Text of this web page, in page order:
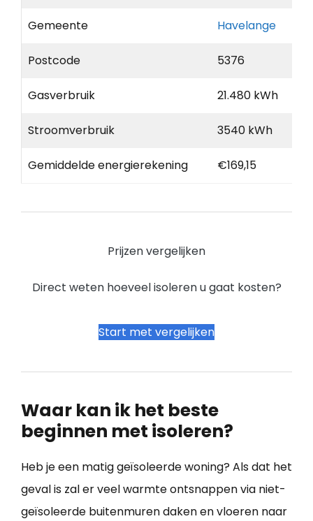
Gemeente Havelange
Postcode 5376
Gasverbruik 21.480 kWh
Stroomverbruik 3540 kWh
Gemiddelde energierekening €169,15
Prijzen vergelijken
Direct weten hoeveel isoleren u gaat kosten?
Start met vergelijken
Waar kan ik het beste
beginnen met isoleren?
Heb je een matig geïsoleerde woning? Als dat het
geval is zal er veel warmte ontsnappen via niet-
geïsoleerde buitenmuren daken en vloeren naar